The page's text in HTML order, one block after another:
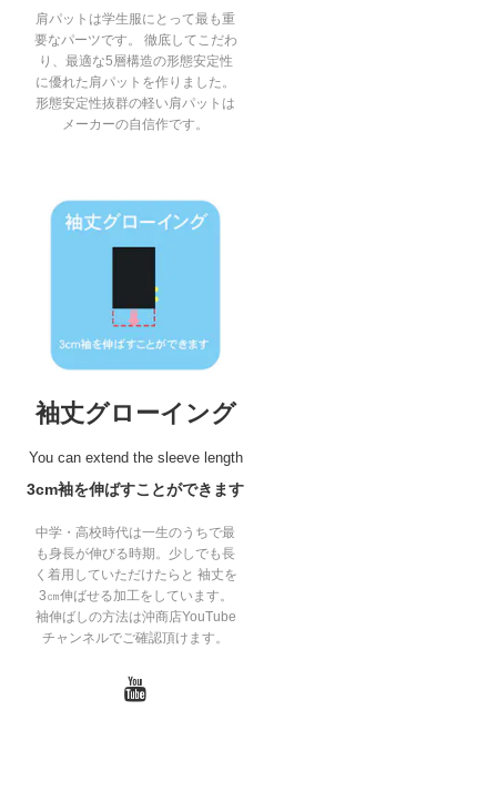
肩パットは学生服にとって最も重
要なパーツです。 徹底してこだわ
り、最適な5層構造の形態安定性
に優れた肩パットを作りました。
形態安定性抜群の軽い肩パットは
メーカーの自信作です。
袖丈グローイング
You can extend the sleeve length
3cm袖を伸ばすことができます
中学・高校時代は一生のうちで最
も身長が伸びる時期。少しでも長
く着用していただけたらと 袖丈を
3㎝伸ばせる加工をしています。
袖伸ばしの方法は沖商店YouTube
チャンネルでご確認頂けます。